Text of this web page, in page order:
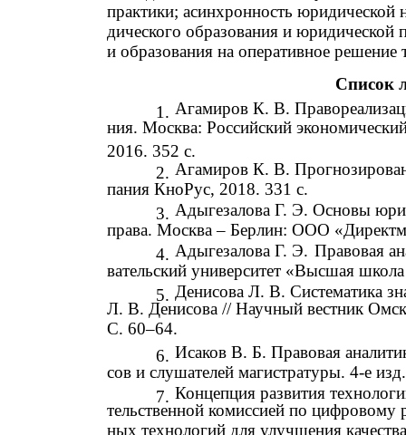
практики; асинхронность
дического образования и юридической
и образования на оперативное
Список
1. Агамиров К. В.
ния. Москва: Российский
2016. 352 с.
2. Агамиров К. В.
пания КноРус, 2018. 331 с.
3. Адыгезалова Г. Э. Основы
права. Москва – Берлин: ООО
4. Адыгезалова Г. Э. Правовая
вательский университет «Высшая
5. Денисова Л. В. Систематика
Л. В. Денисова // Научный вестник
С. 60–64.
6. Исаков В. Б. Правовая
сов и слушателей магистратуры. 4-е
7. Концепция развития
тельственной комиссией по
ных технологий для улучшения